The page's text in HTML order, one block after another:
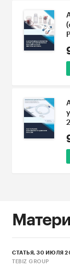
СТАТЬЯ, 30 ИЮЛЯ
TEBIZ GROUP